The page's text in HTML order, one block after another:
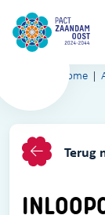
Home
Terug